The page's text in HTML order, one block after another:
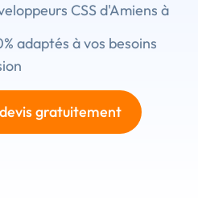
CSS d'Amiens à
adaptés à vos besoins
gratuitement